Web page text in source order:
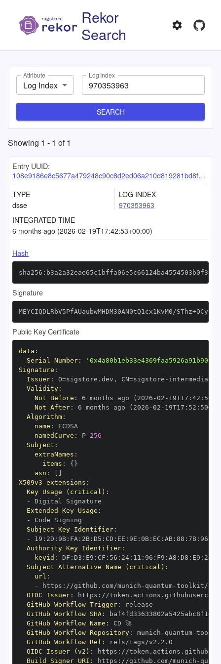
Rekor
Search
Attribute
Log Index
Log Index
SEARCH
Showing 1 - 1 of1
Entry UUID:
108e9186e8c5677a479248c90c8d2ed06a210d819281bd8f24e01e688a60adb05b966e18013e8cd5
TYPE
dsse
LOG INDEX
970353963
INTEGRATED TIME
6 months ago (2026-02-19T17:42:53+00:00)
Hash
Signature
MEYCIQDLRbV5PfAUaubwMHDM30AN0tQ1cx1KvM0/
Public Key Certificate
data :
Serial Number:
Signature :
Issuer: O=sigstore.dev , CN=sigstore -
Validity:
Not Before : 6 months ago (2026 -02 - 19T17 : 42 :
Not After: 6 months ago (2026 -02 - 19T17 : 52 : 50+00
Algorithm:
name :
namedCurve : P- 256
Subject :
extraNames :
items : { }
asn :
X509v3 extensions :
Key Usage (critical) :
-
Extended Key Usage :
-
Subject Key Identifier:
-
19 : 2D : 9B: FA : 2B: D5 : CD : EE : 9E : 0B: EC : AB: 88 : 7B: 96
Authority Key Identifier:
keyid : DF : D3 : E9 : CF : 56 : 24: 11 : 96 : F9 : A8 : D8 : E9 : 28
Subject Alternative Name (critical) :
url :
-
https : //github.com/munich - quantum-
OIDC Issuer: https :
GitHub Workflow Trigger:
GitHub Workflow SHA:
GitHub Workflow Name :
CD 🚀
GitHub Workflow Repository: munich - quantum-
GitHub Workflow Ref :
OIDC Issuer (v2) : https :
Build Signer URI : https : //github.com/munich -